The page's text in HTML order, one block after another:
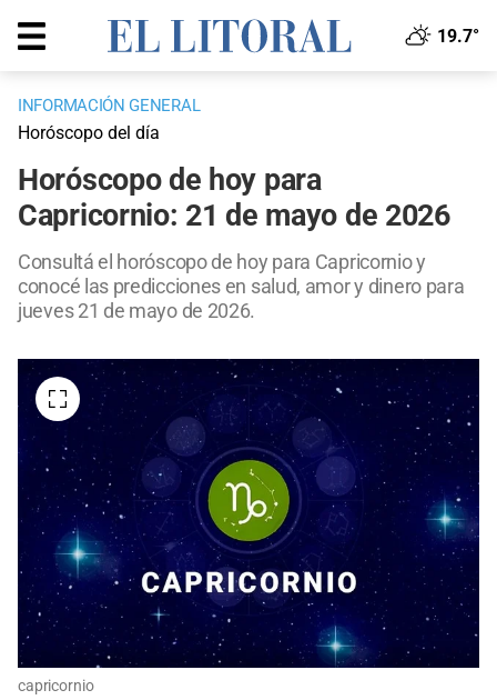
19.7°
INFORMACIÓN GENERAL
Horóscopo del día
Horóscopo de hoy para
Capricornio: 21 de mayo de 2026
Consultá el horóscopo de hoy para Capricornio y
conocé las predicciones en salud, amor y dinero para
jueves 21 de mayo de 2026.
capricornio